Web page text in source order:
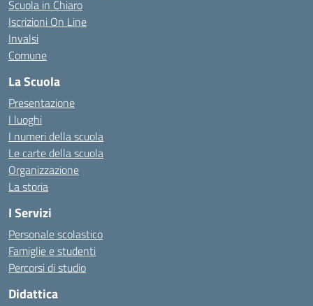
Scuola in Chiaro
Iscrizioni On Line
Invalsi
Comune
La Scuola
Presentazione
I luoghi
I numeri della scuola
Le carte della scuola
Organizzazione
La storia
I Servizi
Personale scolastico
Famiglie e studenti
Percorsi di studio
Didattica